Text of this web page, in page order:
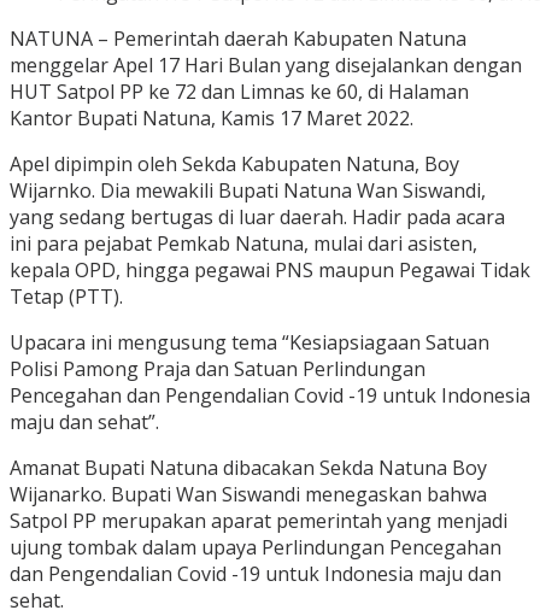
NATUNA – Pemerintah daerah Kabupaten Natuna
menggelar Apel 17 Hari Bulan yang disejalankan dengan
HUT Satpol PP ke 72 dan Limnas ke 60, di Halaman
Kantor Bupati Natuna, Kamis 17 Maret 2022.
Apel dipimpin oleh Sekda Kabupaten Natuna, Boy
Wijarnko. Dia mewakili Bupati Natuna Wan Siswandi,
yang sedang bertugas di luar daerah. Hadir pada acara
ini para pejabat Pemkab Natuna, mulai dari asisten,
kepala OPD, hingga pegawai PNS maupun Pegawai Tidak
Tetap (PTT).
Upacara ini mengusung tema “Kesiapsiagaan Satuan
Polisi Pamong Praja dan Satuan Perlindungan
Pencegahan dan Pengendalian Covid -19 untuk Indonesia
maju dan sehat”.
Amanat Bupati Natuna dibacakan Sekda Natuna Boy
Wijanarko. Bupati Wan Siswandi menegaskan bahwa
Satpol PP merupakan aparat pemerintah yang menjadi
ujung tombak dalam upaya Perlindungan Pencegahan
dan Pengendalian Covid -19 untuk Indonesia maju dan
sehat.